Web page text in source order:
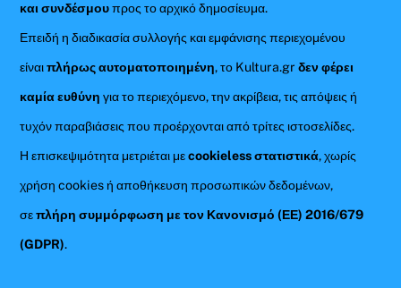
και συνδέσμουπρος το αρχικό δημοσίευμα.
Επειδή η διαδικασία συλλογής και εμφάνισης περιεχομένου
είναιπλήρως αυτοματοποιημένη, το Kultura.grδεν φέρει
καμία ευθύνη για το περιεχόμενο, την ακρίβεια, τις απόψεις ή
τυχόν παραβιάσεις που προέρχονται από τρίτες ιστοσελίδες.
Η επισκεψιμότητα μετριέται μεcookieless στατιστικά, χωρίς
χρήση cookies ή αποθήκευση προσωπικών δεδομένων,
σεπλήρη συμμόρφωση με τον Κανονισμό (ΕΕ) 2016/679
(GDPR).